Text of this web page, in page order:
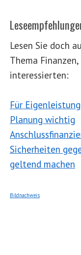
Lesen Sie doch
Thema
interessierten:
Für
Planung wichtig
Sicherheiten
geltend machen
Bildnachweis